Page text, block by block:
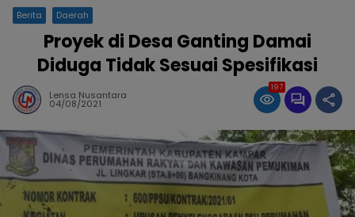
Berita Daerah
Proyek di Desa Ganting Damai
Diduga Tidak Sesuai Spesifikasi
Lensa Nusantara
04/08/2021
197